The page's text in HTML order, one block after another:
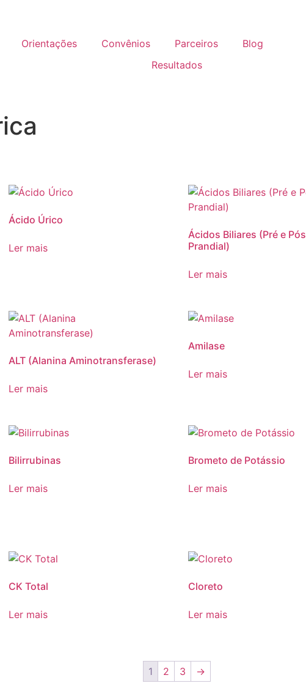
Orientações Convênios Parceiros
Blog
Resultados
Ácido Úrico
Ler mais
Ácidos Biliares (Pré e Pós
Prandial)
Ler mais
ALT (Alanina Aminotransferase)
Ler mais
Amilase
Ler mais
Bilirrubinas
Ler mais
Brometo de Potássio
Ler mais
CK Total
Ler mais
Cloreto
Ler mais
1 2 3 →